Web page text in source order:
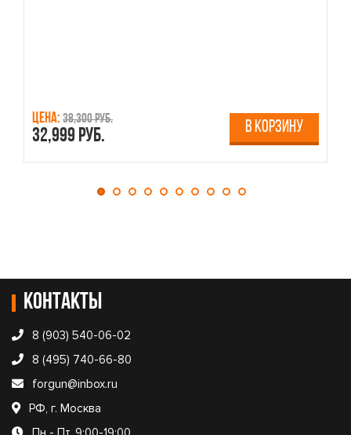
Цена: 38,300 руб.
32,999 руб. В КОРЗИНУ
Контакты
8 (903) 540-06-02
8 (495) 740-66-80
forgun@inbox.ru
РФ, г. Москва